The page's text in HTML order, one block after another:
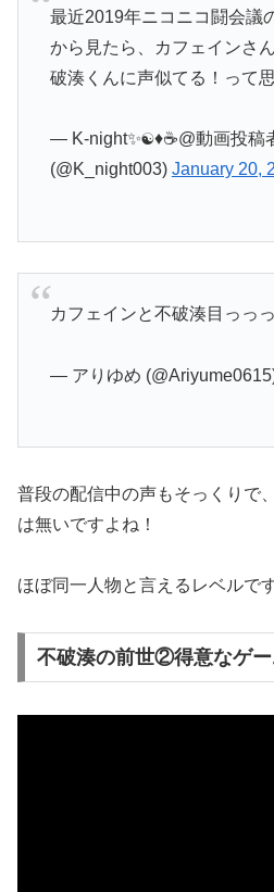
最近2019年ニコニコ闘会議
から見たら、カフェインさ
破湊くんに声似てる！って
— K-night✨☯️♦️☕️@動画投稿
(@K_night003) January 20,
カフェインと不破湊目っっ
— アりゆめ
普段の配信中の声もそっくりで
は無いですよね！
ほぼ同一人物と言えるレベルです
不破湊の前世②得意なゲー